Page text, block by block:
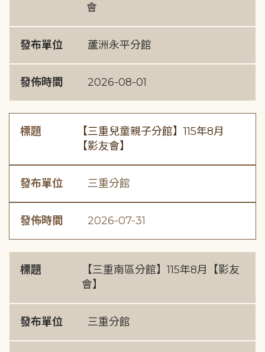
會
發布單位 蘆洲永平分館
發佈時間 2026-08-01
標題
【三重兒童親子分館】115年8月
【影友會】
發布單位 三重分館
發佈時間 2026-07-31
標題
【三重南區分館】115年8月【影友
會】
發布單位 三重分館